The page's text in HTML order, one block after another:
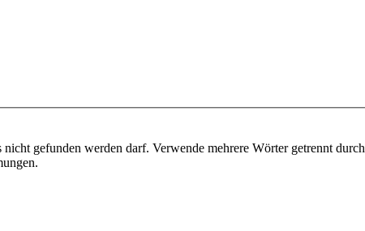
nicht gefunden werden darf. Verwende mehrere Wörter getrennt durch